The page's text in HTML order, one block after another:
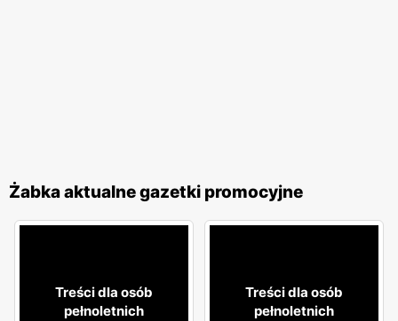
Żabka aktualne gazetki promocyjne
Treści dla osób
pełnoletnich
Treści dla osób
pełnoletnich